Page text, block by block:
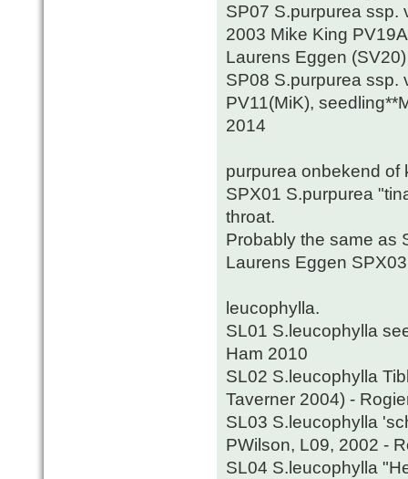
SP07 S.purpurea ssp.
2003 Mike King
Laurens Eggen
SP08 S.purpurea ssp.
PV11(MiK),
2014
purpurea onbekend of
SPX01 S.purpurea
throat.
Probably the same as
Laurens Eggen
leucophylla.
SL01 S.leucophylla
Ham 2010
SL02 S.leucophylla
Taverner 2004) -
SL03 S.leucophylla
PWilson, L09, 2002 -
SL04 S.leucophylla